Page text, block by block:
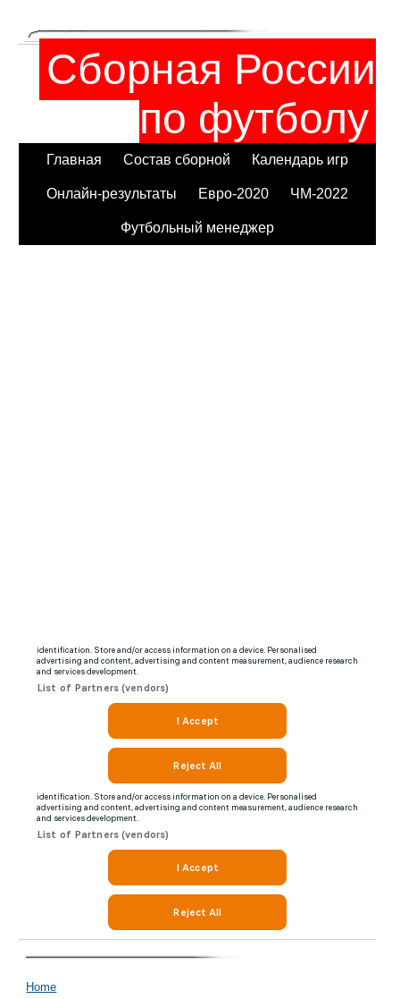
Сборная России
по футболу
Главная Состав сборной Календарь игр
Онлайн-результаты Евро-2020 ЧМ-2022
Футбольный менеджер
Home